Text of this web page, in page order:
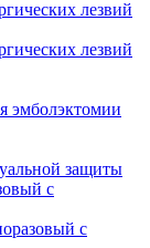
лезвий
лезвий
эмболэктомии
защиты
с
с